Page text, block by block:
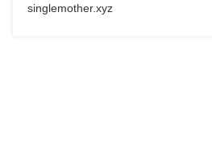
singlemother.xyz